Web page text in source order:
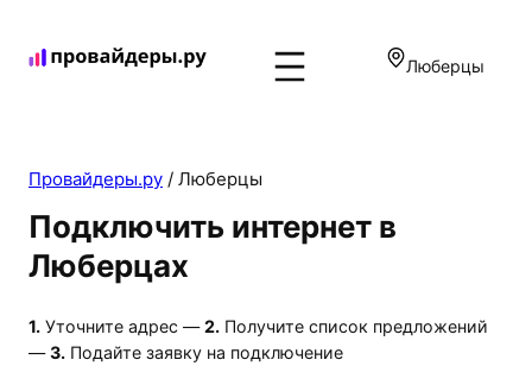
содержимому
Люберцы
Провайдеры.ру / Люберцы
Подключить интернет в
Люберцах
1. Уточните адрес —2. Получите список предложений
—3. Подайте заявку на подключение